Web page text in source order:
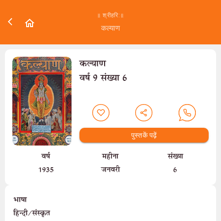
॥ श्रीहरि:॥
कल्याण
कल्याण
वर्ष 9 संख्या 6
पुस्तकें पढ़ें
वर्ष
1935
महीना
जनवरी
संख्या
6
भाषा
हिन्दी/संस्कृत